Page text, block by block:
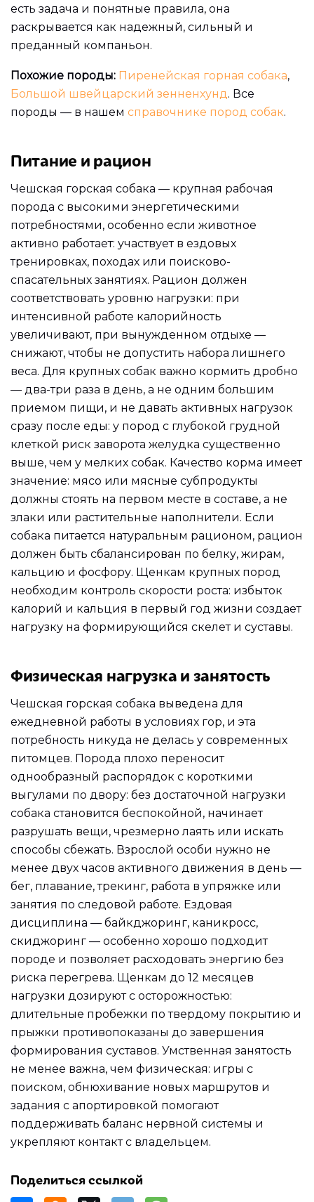
есть задача и понятные правила, она
раскрывается как надежный, сильный и
преданный компаньон.
Похожие породы: Пиренейская горная собака,
Большой швейцарский зенненхунд. Все
породы — в нашем справочнике пород собак.
Питание и рацион
Чешская горская собака — крупная рабочая
порода с высокими энергетическими
потребностями, особенно если животное
активно работает: участвует в ездовых
тренировках, походах или поисково-
спасательных занятиях. Рацион должен
соответствовать уровню нагрузки: при
интенсивной работе калорийность
увеличивают, при вынужденном отдыхе —
снижают, чтобы не допустить набора лишнего
веса. Для крупных собак важно кормить дробно
— два-три раза в день, а не одним большим
приемом пищи, и не давать активных нагрузок
сразу после еды: у пород с глубокой грудной
клеткой риск заворота желудка существенно
выше, чем у мелких собак. Качество корма имеет
значение: мясо или мясные субпродукты
должны стоять на первом месте в составе, а не
злаки или растительные наполнители. Если
собака питается натуральным рационом, рацион
должен быть сбалансирован по белку, жирам,
кальцию и фосфору. Щенкам крупных пород
необходим контроль скорости роста: избыток
калорий и кальция в первый год жизни создает
нагрузку на формирующийся скелет и суставы.
Физическая нагрузка и занятость
Чешская горская собака выведена для
ежедневной работы в условиях гор, и эта
потребность никуда не делась у современных
питомцев. Порода плохо переносит
однообразный распорядок с короткими
выгулами по двору: без достаточной нагрузки
собака становится беспокойной, начинает
разрушать вещи, чрезмерно лаять или искать
способы сбежать. Взрослой особи нужно не
менее двух часов активного движения в день —
бег, плавание, трекинг, работа в упряжке или
занятия по следовой работе. Ездовая
дисциплина — байкджоринг, каникросс,
скиджоринг — особенно хорошо подходит
породе и позволяет расходовать энергию без
риска перегрева. Щенкам до 12 месяцев
нагрузки дозируют с осторожностью:
длительные пробежки по твердому покрытию и
прыжки противопоказаны до завершения
формирования суставов. Умственная занятость
не менее важна, чем физическая: игры с
поиском, обнюхивание новых маршрутов и
задания с апортировкой помогают
поддерживать баланс нервной системы и
укрепляют контакт с владельцем.
Поделиться ссылкой